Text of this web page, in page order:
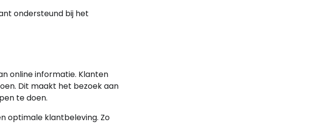
ondersteund bij het
online informatie. Klanten
Dit maakt het bezoek aan
te doen.
optimale klantbeleving. Zo